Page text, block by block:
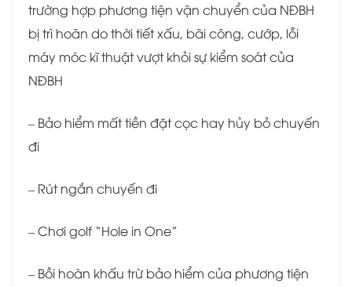
trường hợp phương tiện vận chuyển của NĐBH
bị trì hoãn do thời tiết xấu, bãi công, cướp, lỗi
máy móc kĩ thuật vượt khỏi sự kiểm soát của
NĐBH
– Bảo hiểm mất tiền đặt cọc hay hủy bỏ chuyến
đi
– Rút ngắn chuyến đi
– Chơi golf “Hole in One”
– Bồi hoàn khấu trừ bảo hiểm của phương tiện